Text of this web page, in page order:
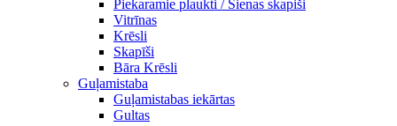
Piekaramie plaukti / Sienas skapiši
Vitrīnas
Krēsli
Skapīši
Bāra Krēsli
Guļamistaba
Guļamistabas iekārtas
Gultas